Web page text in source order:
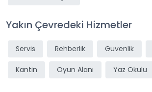
Yakın Çevredeki Hizmetler
Servis Rehberlik Güvenlik
Kantin Oyun Alanı Yaz Okulu